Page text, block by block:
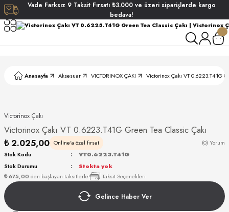
Vade Farksız 9 Taksit Fırsatı ₺3.000 ve üzeri siparişlerde kargo
bedava!
Anasayfa Aksesuar VICTORINOX ÇAKI Victorinox Çakı VT 0.6223.T41G
Victorinox Çakı
Victorinox Çakı VT 0.6223.T41G Green Tea Classic Çakı
₺ 2.025,00 Online'a özel fırsat (0) Yorum
₺ 675,00 den başlayan taksitlerle! Taksit Seçenekleri
Stok Kodu
VT0.6223.T41G
Stok Durumu
Stokta yok
Gelince Haber Ver